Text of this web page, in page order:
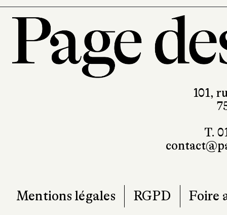
101,
T.
Mentions légales RGPD Foire